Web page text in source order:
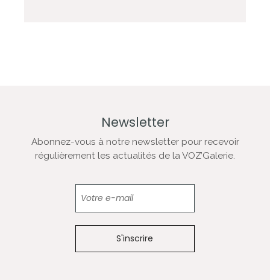
Newsletter
Abonnez-vous à notre newsletter pour recevoir
régulièrement les actualités de la VOZ’Galerie.